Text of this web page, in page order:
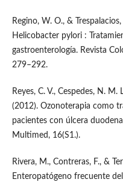
Regino, W. O., &
Helicobacter pylori :
gastroenterología. Revista
279–292.
Reyes, C. V., Cespedes, N.
(2012). Ozonoterapia como
pacientes con úlcera
Multimed, 16(S1.).
Rivera, M., Contreras, F., &
Enteropatógeno frecuente